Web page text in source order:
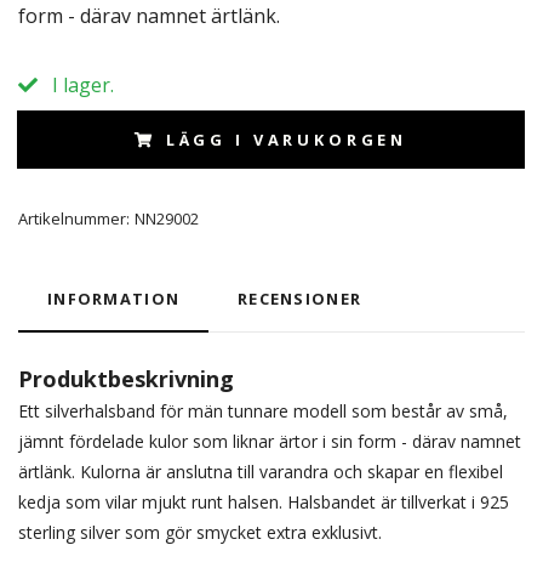
form - därav namnet ärtlänk.
I lager.
LÄGG I VARUKORGEN
Artikelnummer: NN29002
INFORMATION RECENSIONER
Produktbeskrivning
Ett silverhalsband för män tunnare modell som består av små,
jämnt fördelade kulor som liknar ärtor i sin form - därav namnet
ärtlänk. Kulorna är anslutna till varandra och skapar en flexibel
kedja som vilar mjukt runt halsen. Halsbandet är tillverkat i 925
sterling silver som gör smycket extra exklusivt.